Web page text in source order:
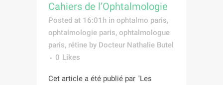
Cahiers de l’Ophtalmologie
Posted at 16:01h in ophtalmo paris,
ophtalmologie paris, ophtalmologue
paris, rétine by Docteur Nathalie Butel
0 Likes
Cet article a été publié par "Les